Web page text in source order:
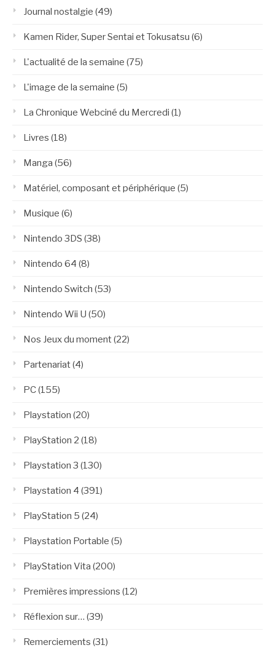
Journal nostalgie (49)
Kamen Rider, Super Sentai et Tokusatsu (6)
L'actualité de la semaine (75)
L'image de la semaine (5)
La Chronique Webciné du Mercredi (1)
Livres (18)
Manga (56)
Matériel, composant et périphérique (5)
Musique (6)
Nintendo 3DS (38)
Nintendo 64 (8)
Nintendo Switch (53)
Nintendo Wii U (50)
Nos Jeux du moment(22)
Partenariat(4)
PC(155)
Playstation (20)
PlayStation 2 (18)
Playstation 3 (130)
Playstation 4 (391)
PlayStation 5 (24)
Playstation Portable (5)
PlayStation Vita (200)
Premières impressions (12)
Réflexion sur… (39)
Remerciements (31)